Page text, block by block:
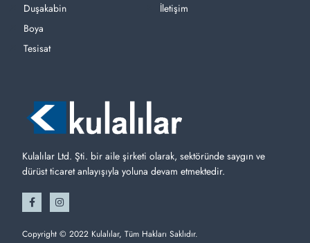
Kulalılar Ltd. Şti. bir aile şirketi olarak, sektöründe saygın ve
dürüst ticaret anlayışıyla yoluna devam etmektedir.
Copyright © 2022 Kulalılar, Tüm Hakları Saklıdır.
İletişim
Duşakabin
Boya
Tesisat